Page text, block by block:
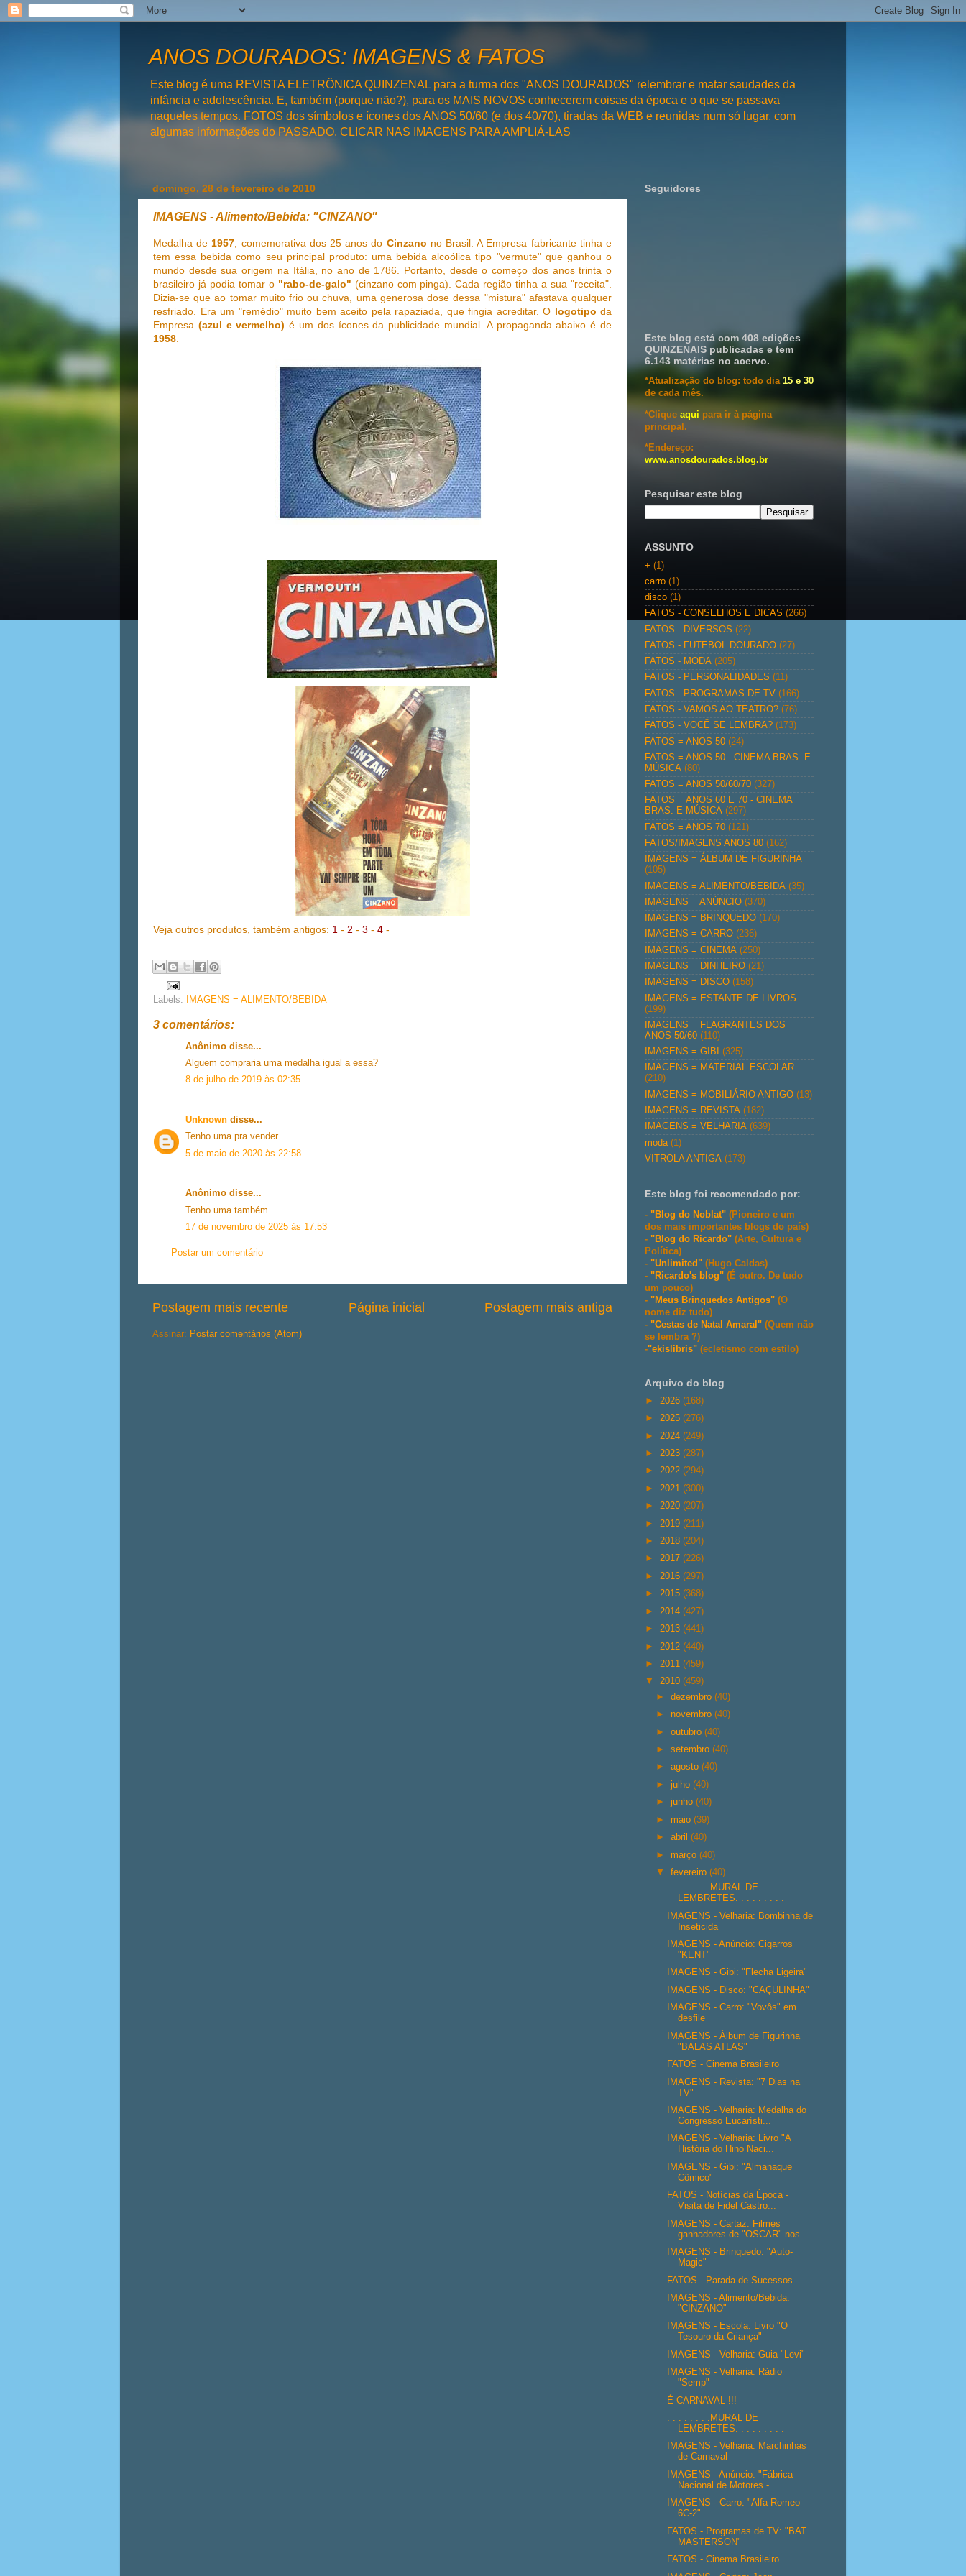
ANOS DOURADOS: IMAGENS & FATOS
Este blog é uma REVISTA ELETRÔNICA QUINZENAL para a turma dos "ANOS DOURADOS" relembrar e matar saudades da
infância e adolescência. E, também (porque não?), para os MAIS NOVOS conhecerem coisas da época e o que se passava
naqueles tempos. FOTOS dos símbolos e ícones dos ANOS 50/60 (e dos 40/70), tiradas da WEB e reunidas num só lugar, com
algumas informações do PASSADO. CLICAR NAS IMAGENS PARA AMPLIÁ-LAS
domingo, 28 de fevereiro de 2010
IMAGENS - Alimento/Bebida: "CINZANO"
Medalha de1957, comemorativa dos 25 anos do Cinzano no Brasil. A Empresa fabricante tinha e
tem essa bebida como seu principal produto: uma bebida alcoólica tipo "vermute" que ganhou o
mundo desde sua origem na Itália, no ano de 1786. Portanto, desde o começo dos anos trinta o
brasileiro já podia tomar o "rabo-de-galo" (cinzano com pinga). Cada região tinha a sua "receita".
Dizia-se que ao tomar muito frio ou chuva, uma generosa dose dessa "mistura" afastava qualquer
resfriado. Era um "remédio" muito bem aceito pela rapaziada, que fingia acreditar. O logotipo da
Empresa (azul e vermelho)é um dos ícones da publicidade mundial. A propaganda abaixo é de
1958.
Veja outros produtos, também antigos: 1 - 2 - 3 - 4 -
Labels: IMAGENS = ALIMENTO/BEBIDA
3 comentários:
Anônimo disse...
Alguem compraria uma medalha igual a essa?
8 de julho de 2019 às 02:35
Unknown disse...
Tenho uma pra vender
5 de maio de 2020 às 22:58
Anônimo disse...
Tenho uma também
17 de novembro de 2025 às 17:53
Postar um comentário
Postagem mais recente Postagem mais antiga
Página inicial
Assinar: Postar comentários (Atom)
Seguidores
Este blog está com 408 edições
QUINZENAIS publicadas e tem
6.143 matérias no acervo.
*Atualização do blog: todo dia 15 e 30
de cada mês.
*Clique aqui para ir à página
principal.
*Endereço:
www.anosdourados.blog.br
Pesquisar este blog
ASSUNTO
+ (1)
carro (1)
disco (1)
FATOS - CONSELHOS E DICAS (266)
FATOS - DIVERSOS (22)
FATOS - FUTEBOL DOURADO (27)
FATOS - MODA (205)
FATOS - PERSONALIDADES (11)
FATOS - PROGRAMAS DE TV (166)
FATOS - VAMOS AO TEATRO? (76)
FATOS - VOCÊ SE LEMBRA? (173)
FATOS = ANOS 50 (24)
FATOS = ANOS 50 - CINEMA BRAS. E
MÚSICA (80)
FATOS = ANOS 50/60/70 (327)
FATOS = ANOS 60 E 70 - CINEMA
BRAS. E MÚSICA (297)
FATOS = ANOS 70 (121)
FATOS/IMAGENS ANOS 80 (162)
IMAGENS = ÁLBUM DE FIGURINHA
(105)
IMAGENS = ALIMENTO/BEBIDA (35)
IMAGENS = ANÚNCIO (370)
IMAGENS = BRINQUEDO (170)
IMAGENS = CARRO (236)
IMAGENS = CINEMA (250)
IMAGENS = DINHEIRO (21)
IMAGENS = DISCO (158)
IMAGENS = ESTANTE DE LIVROS
(199)
IMAGENS = FLAGRANTES DOS
ANOS 50/60 (110)
IMAGENS = GIBI
(325)
IMAGENS = MATERIAL ESCOLAR
(210)
IMAGENS = MOBILIÁRIO ANTIGO (13)
IMAGENS = REVISTA (182)
IMAGENS = VELHARIA (639)
moda (1)
VITROLA ANTIGA (173)
Este blog foi recomendado por:
- "Blog do Noblat" (Pioneiro e um
dos mais importantes blogs do país)
- "Blog do Ricardo" (Arte, Cultura e
Política)
- "Unlimited" (Hugo Caldas)
- "Ricardo's blog" (É outro. De tudo
um pouco)
- "Meus Brinquedos Antigos" (O
nome diz tudo)
- "Cestas de Natal Amaral" (Quem não
se lembra ?)
-"ekislibris" (ecletismo com estilo)
Arquivo do blog
► 2026 (168)
► 2025 (276)
► 2024 (249)
► 2023 (287)
► 2022 (294)
► 2021 (300)
► 2020 (207)
► 2019 (211)
► 2018 (204)
► 2017 (226)
► 2016 (297)
► 2015 (368)
► 2014 (427)
► 2013 (441)
► 2012 (440)
► 2011 (459)
▼ 2010 (459)
►dezembro(40)
► novembro(40)
►outubro(40)
►setembro(40)
►agosto(40)
►julho(40)
►junho(40)
► maio(39)
►abril(40)
► março(40)
▼fevereiro(40)
. . . . . . . .MURAL DE
LEMBRETES. . . . . . . . .
IMAGENS - Velharia: Bombinha de
Inseticida
IMAGENS - Anúncio: Cigarros
"KENT"
IMAGENS - Gibi: "Flecha Ligeira"
IMAGENS - Disco: "CAÇULINHA"
IMAGENS - Carro: "Vovôs" em
desfile
IMAGENS - Álbum de Figurinha
"BALAS ATLAS"
FATOS - Cinema Brasileiro
IMAGENS - Revista: "7 Dias na
TV"
IMAGENS - Velharia: Medalha do
Congresso Eucarísti...
IMAGENS - Velharia: Livro "A
História do Hino Naci...
IMAGENS - Gibi: "Almanaque
Cômico"
FATOS - Notícias da Época -
Visita de Fidel Castro...
IMAGENS - Cartaz: Filmes
ganhadores de "OSCAR" nos...
IMAGENS - Brinquedo: "Auto-
Magic"
FATOS - Parada de Sucessos
IMAGENS - Alimento/Bebida:
"CINZANO"
IMAGENS - Escola: Livro "O
Tesouro da Criança"
IMAGENS - Velharia: Guia "Levi"
IMAGENS - Velharia: Rádio
"Semp"
É CARNAVAL !!!
. . . . . . . .MURAL DE
LEMBRETES. . . . . . . . .
IMAGENS - Velharia: Marchinhas
de Carnaval
IMAGENS - Anúncio: "Fábrica
Nacional de Motores - ...
IMAGENS - Carro: "Alfa Romeo
6C-2"
FATOS - Programas de TV: "BAT
MASTERSON"
FATOS - Cinema Brasileiro